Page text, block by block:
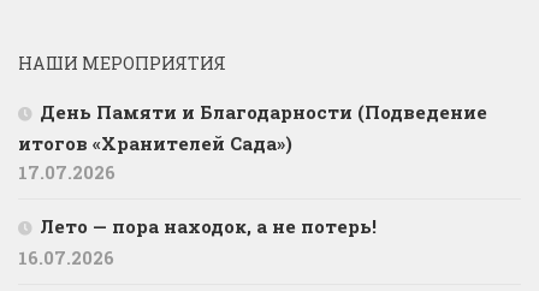
НАШИ МЕРОПРИЯТИЯ
День Памяти и Благодарности (Подведение
итогов «Хранителей Сада»)
17.07.2026
Лето — пора находок, а не потерь!
16.07.2026